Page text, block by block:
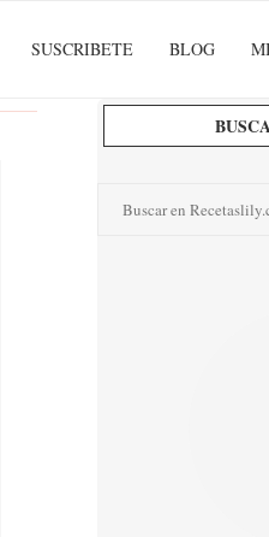
SUSCRIBETE BLOG